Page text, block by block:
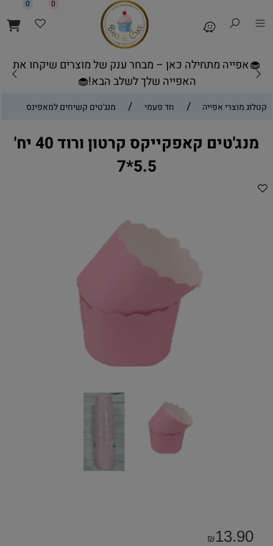
🧁אפייה מתחילה כאן – מבחר ענק של מוצרים שיקחו את
האפייה שלך לשלב הבא!🧁
0 0
קטלוג מוצרי אפייה / חד פעמי / מנג'טים קשיחים למאפינס
מנג'טים קאפקייקס קרטון ורוד 40 יח'
5.5*7
₪13.90